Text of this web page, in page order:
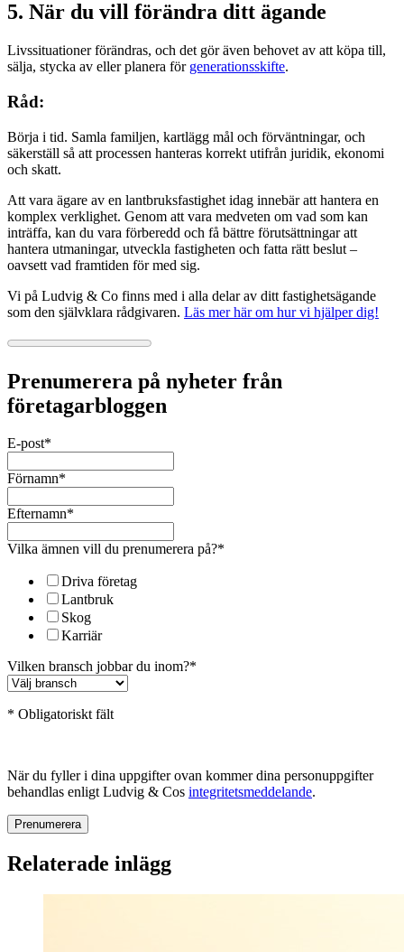
5. När du vill förändra ditt ägande
Livssituationer förändras, och det gör även behovet av att köpa till,
sälja, stycka av eller planera för generationsskifte.
Råd:
Börja i tid. Samla familjen, kartlägg mål och förväntningar, och
säkerställ så att processen hanteras korrekt utifrån juridik, ekonomi
och skatt.
Att vara ägare av en lantbruksfastighet idag innebär att hantera en
komplex verklighet. Genom att vara medveten om vad som kan
inträffa, kan du vara förberedd och få bättre förutsättningar att
hantera utmaningar, utveckla fastigheten och fatta rätt beslut –
oavsett vad framtiden för med sig.
Vi på Ludvig & Co finns med i alla delar av ditt fastighetsägande
som den självklara rådgivaren. Läs mer här om hur vi hjälper dig!
Prenumerera på nyheter från
företagarbloggen
E-post*
Förnamn*
Efternamn*
Vilka ämnen vill du prenumerera på?*
Driva företag
Lantbruk
Skog
Karriär
Vilken bransch jobbar du inom?*
* Obligatoriskt fält
När du fyller i dina uppgifter ovan kommer dina personuppgifter
behandlas enligt Ludvig & Cos integritetsmeddelande.
Relaterade inlägg